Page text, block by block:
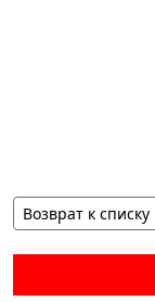
Возврат к списку